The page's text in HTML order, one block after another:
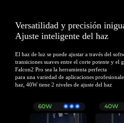
Versatilidad y precisión
Ajuste inteligente del haz
El haz de luz se puede ajustar a través del
transiciones suaves entre el corte potente y el
Falcon2 Pro sea la herramienta perfecta
para una variedad de aplicaciones
haz, 40W tiene 2 niveles de ajuste del haz